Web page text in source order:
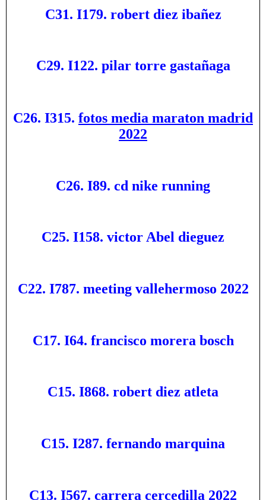
C31. I179. robert diez ibañez
C29. I122. pilar torre gastañaga
C26. I315. fotos media maraton madrid
2022
C26. I89. cd nike running
C25. I158. victor Abel dieguez
C22. I787. meeting vallehermoso 2022
C17. I64. francisco morera bosch
C15. I868. robert diez atleta
C15. I287. fernando marquina
C13. I567. carrera cercedilla 2022